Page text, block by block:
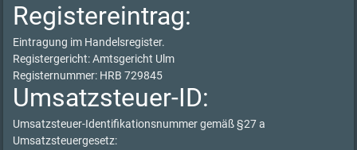
Registereintrag:
Eintragung im Handelsregister.
Registergericht: Amtsgericht Ulm
Registernummer: HRB 729845
Umsatzsteuer-ID:
Umsatzsteuer-Identifikationsnummer gemäß §27 a
Umsatzsteuergesetz: